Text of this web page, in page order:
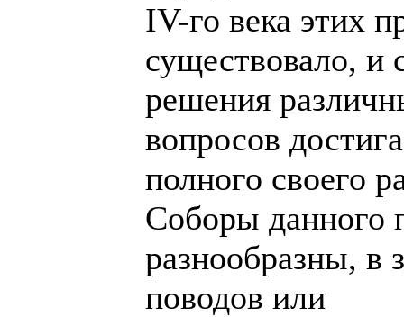
IV-го века этих
существовало, и
решения
вопросов
полного своего
Соборы данного
разнообразны, в
поводов или